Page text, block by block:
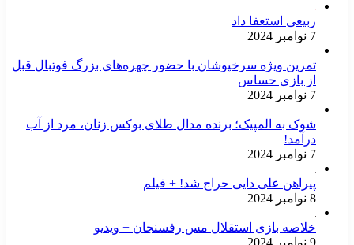
ربیعی استعفا داد
7 نوامبر 2024
تمرین ویژه سرخپوشان با حضور چهره‌های بزرگ فوتبال قبل
از بازی حساس
7 نوامبر 2024
شوک به المپیک؛ برنده مدال طلای بوکس زنان، مرد از آب
درآمد!
7 نوامبر 2024
پیراهن علی دایی حراج شد! + فیلم
8 نوامبر 2024
خلاصه بازی استقلال مس رفسنجان + ویدیو